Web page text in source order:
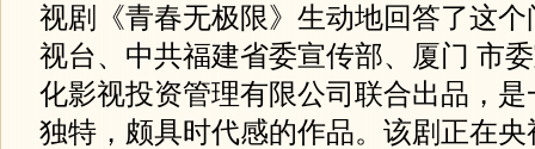
视剧《青春无极限》生动地回答了这
视台、中共福建省委宣传部、厦门 市
化影视投资管理有限公司联合出品，
独特，颇具时代感的作品。该剧正在